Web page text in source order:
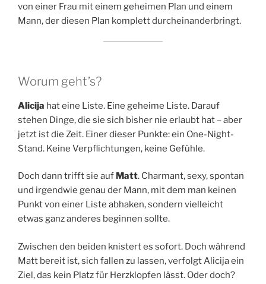
von einer Frau mit einem geheimen Plan und einem
Mann, der diesen Plan komplett durcheinanderbringt.
Worum geht’s?
Alicija hat eine Liste. Eine geheime Liste. Darauf
stehen Dinge, die sie sich bisher nie erlaubt hat – aber
jetzt ist die Zeit. Einer dieser Punkte: ein One-Night-
Stand. Keine Verpflichtungen, keine Gefühle.
Doch dann trifft sie auf Matt. Charmant, sexy, spontan
und irgendwie genau der Mann, mit dem man keinen
Punkt von einer Liste abhaken, sondern vielleicht
etwas ganz anderes beginnen sollte.
Zwischen den beiden knistert es sofort. Doch während
Matt bereit ist, sich fallen zu lassen, verfolgt Alicija ein
Ziel, das kein Platz für Herzklopfen lässt. Oder doch?